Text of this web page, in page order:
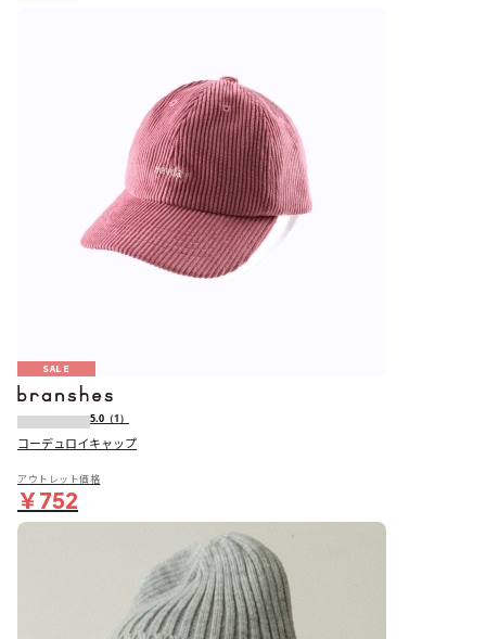
SALE
5.0 （1）
コーデュロイキャップ
アウトレット価格
￥752